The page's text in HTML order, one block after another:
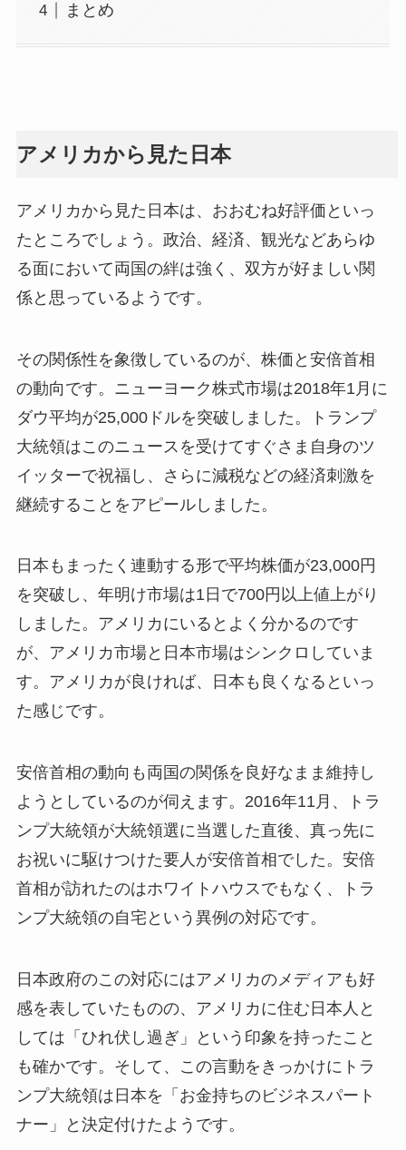
まとめ
アメリカから見た日本
アメリカから見た日本は、おおむね好評価といっ
たところでしょう。政治、経済、観光などあらゆ
る面において両国の絆は強く、双方が好ましい関
係と思っているようです。
その関係性を象徴しているのが、株価と安倍首相
の動向です。ニューヨーク株式市場は2018年1月に
ダウ平均が25,000ドルを突破しました。トランプ
大統領はこのニュースを受けてすぐさま自身のツ
イッターで祝福し、さらに減税などの経済刺激を
継続することをアピールしました。
日本もまったく連動する形で平均株価が23,000円
を突破し、年明け市場は1日で700円以上値上がり
しました。アメリカにいるとよく分かるのです
が、アメリカ市場と日本市場はシンクロしていま
す。アメリカが良ければ、日本も良くなるといっ
た感じです。
安倍首相の動向も両国の関係を良好なまま維持し
ようとしているのが伺えます。2016年11月、トラ
ンプ大統領が大統領選に当選した直後、真っ先に
お祝いに駆けつけた要人が安倍首相でした。安倍
首相が訪れたのはホワイトハウスでもなく、トラ
ンプ大統領の自宅という異例の対応です。
日本政府のこの対応にはアメリカのメディアも好
感を表していたものの、アメリカに住む日本人と
しては「ひれ伏し過ぎ」という印象を持ったこと
も確かです。そして、この言動をきっかけにトラ
ンプ大統領は日本を「お金持ちのビジネスパート
ナー」と決定付けたようです。